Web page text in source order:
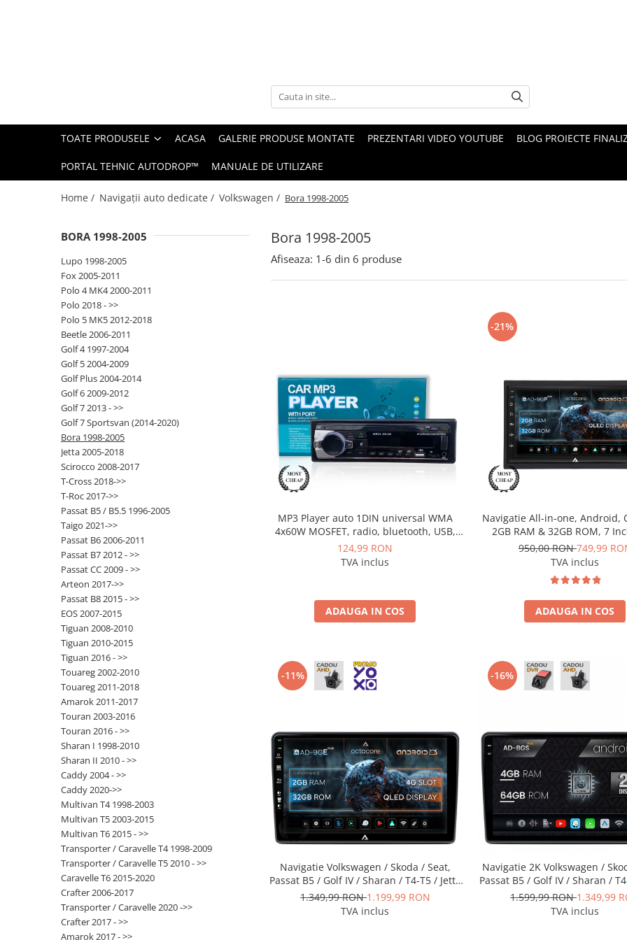
Mercedes Benz
TOATE PRODUSELE ACASA GALERIE PRODUSE MONTATE PREZENTARI VIDEO YOUTUBE BLOG PROIECTE
PORTAL TEHNIC AUTODROP™ MANUALE DE UTILIZARE
Home / Navigații auto dedicate / Volkswagen / Bora 1998-2005
Bora 1998-2005
BORA 1998-2005
Lupo 1998-2005
Fox 2005-2011
Polo 4 MK4 2000-2011
Polo 2018 - >>
Polo 5 MK5 2012-2018
Beetle 2006-2011
Golf 4 1997-2004
Golf 5 2004-2009
Golf Plus 2004-2014
Golf 6 2009-2012
Golf 7 2013 - >>
Golf 7 Sportsvan (2014-2020)
Bora 1998-2005
Jetta 2005-2018
Scirocco 2008-2017
T-Cross 2018->>
T-Roc 2017->>
Passat B5 / B5.5 1996-2005
Taigo 2021->>
Passat B6 2006-2011
Passat B7 2012 - >>
Passat CC 2009 - >>
Arteon 2017->>
Passat B8 2015 - >>
EOS 2007-2015
Tiguan 2008-2010
Tiguan 2010-2015
Tiguan 2016 - >>
Touareg 2002-2010
Touareg 2011-2018
Amarok 2011-2017
Touran 2003-2016
Touran 2016 - >>
Sharan I 1998-2010
Sharan II 2010 - >>
Caddy 2004 - >>
Caddy 2020->>
Multivan T4 1998-2003
Multivan T5 2003-2015
Multivan T6 2015 - >>
Transporter / Caravelle T4 1998-2009
Transporter / Caravelle T5 2010 - >>
Caravelle T6 2015-2020
Crafter 2006-2017
Transporter / Caravelle 2020 ->>
Crafter 2017 - >>
Amarok 2017 - >>
Afiseaza: 1-6 din 6 produse
MP3 Player auto 1DIN universal WMA
4x60W MOSFET, radio, bluetooth, USB,
SD, AUX, fast charge - AD-BGP520P
124,99 RON
TVA inclus
ADAUGA IN COS
-21%
Navigatie All-in-one, Android,
2GB RAM & 32GB ROM, 7
BGP1002
950,00 RON749,99
TVA inclus
ADAUGA IN COS
-11%
Navigatie Volkswagen / Skoda / Seat,
Passat B5 / Golf IV / Sharan / T4-T5 / Jetta
/ Polo, Android, E-Octacore / 2GB RAM +
32GB ROM, 9 Inch - AD-BGE10002+AD-
1.349,99 RON1.199,99 RON
TVA inclus
-16%
Navigatie 2K Volkswagen /
Passat B5 / Golf IV / Sharan /
/ Polo, Android, S-Quadcore /
64GB ROM, 9.5 Inch -
1.599,99 RON1.349,99
TVA inclus